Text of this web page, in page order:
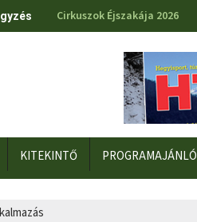
Cirkuszok Éjszakája 2026
KITEKINTŐ PROGRAMAJÁNLÓ